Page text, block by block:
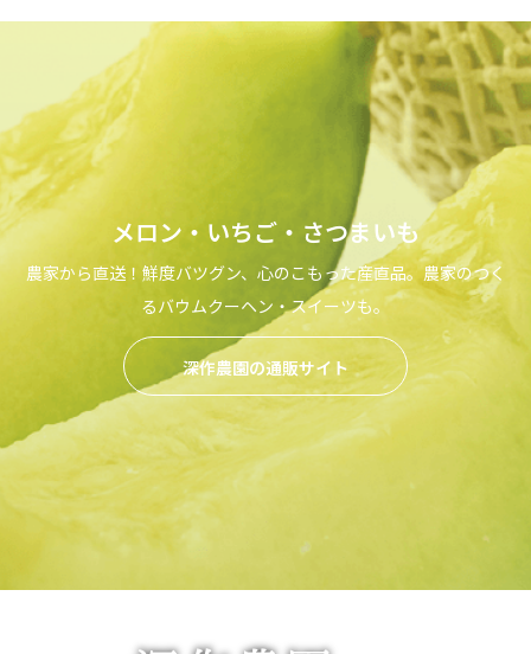
メロン・いちご・さつまいも
農家から直送！鮮度バツグン、心のこもった産直品。農家のつく
るバウムクーヘン・スイーツも。
深作農園の通販サイト